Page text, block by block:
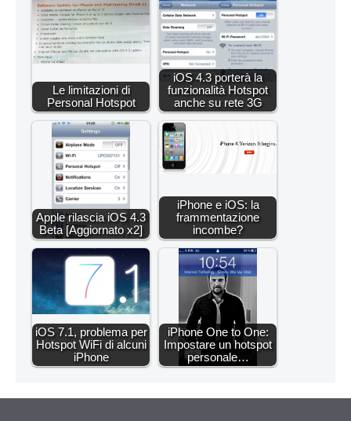
Le limitazioni di
Personal Hotspot
iOS 4.3 porterà la
funzionalità Hotspot
anche su rete 3G
Apple rilascia iOS 4.3
Beta [Aggiornato x2]
iPhone e iOS: la
frammentazione
incombe?
iOS 7.1, problema per
Hotspot WiFi di alcuni
iPhone
iPhone One to One:
Impostare un hotspot
personale…